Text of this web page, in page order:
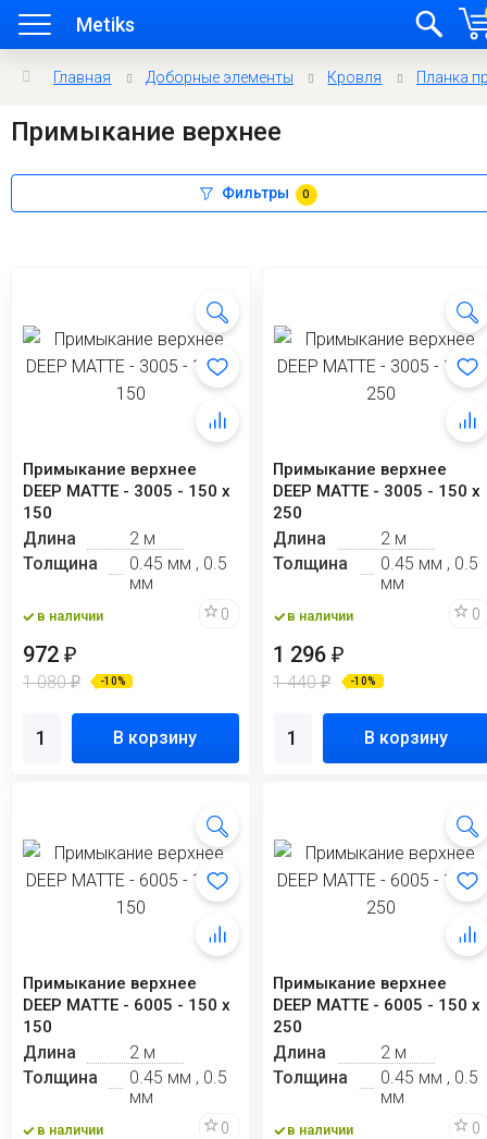
Metiks
Главная Доборные элементы Кровля Планка
Примыкание верхнее
Фильтры 0
Примыкание верхнее
DEEP MATTE - 3005 - 150 х
150
Длина
2 м
Толщина
0.45 мм , 0.5
мм
в наличии 0
972 ₽
1 080₽ -10%
В корзину
Примыкание верхнее
DEEP MATTE - 3005 - 150 х
250
Длина
2 м
Толщина
0.45 мм , 0.5
мм
в наличии 0
1 296₽
1 440₽ -10%
В корзину
Примыкание верхнее
DEEP MATTE - 6005 - 150 х
150
Длина
2 м
Толщина
0.45 мм , 0.5
мм
в наличии 0
Примыкание верхнее
DEEP MATTE - 6005 - 150 х
250
Длина
2 м
Толщина
0.45 мм , 0.5
мм
в наличии 0